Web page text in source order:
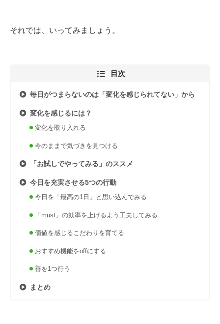
それでは、いってみましょう。
目次
毎日がつまらないのは「変化を感じられてない」から
変化を感じるには？
変化を取り入れる
今のままで気づきを見つける
「お試しでやってみる」のススメ
今日を充実させる5つの行動
今日を「最高の1日」と思い込んでみる
「must」の効率を上げるよう工夫してみる
価値を感じるこだわりを育てる
おすすめ機能をoffにする
善を1つ行う
まとめ